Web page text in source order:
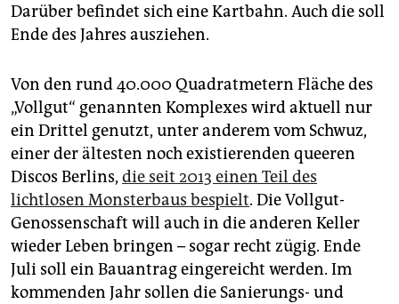
Darüber befindet sich eine Kartbahn. Auch die soll
Ende des Jahres ausziehen.
Von den rund 40.000 Quadratmetern Fläche des
„Vollgut“ genannten Komplexes wird aktuell nur
ein Drittel genutzt, unter anderem vom Schwuz,
einer der ältesten noch existierenden queeren
Discos Berlins, die seit 2013 einen Teil des
lichtlosen Monsterbaus bespielt. Die Vollgut-
Genossenschaft will auch in die anderen Keller
wieder Leben bringen – sogar recht zügig. Ende
Juli soll ein Bauantrag eingereicht werden. Im
kommenden Jahr sollen die Sanierungs- und